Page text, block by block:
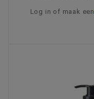
Log in of maak een